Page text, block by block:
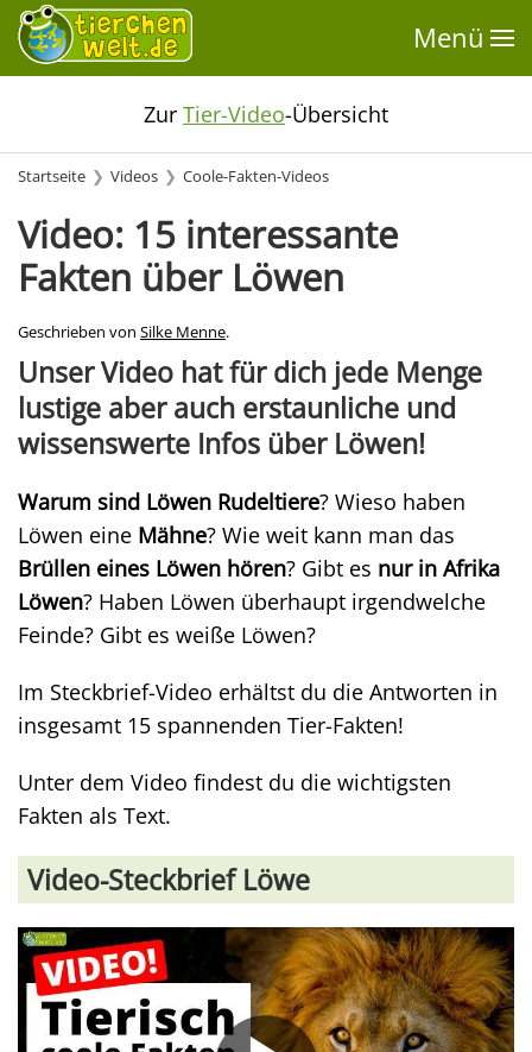
Menü
Zur Tier-Video-Übersicht
Startseite Videos Coole-Fakten-Videos
Video: 15 interessante
Fakten über Löwen
Geschrieben von Silke Menne.
Unser Video hat für dich jede Menge
lustige aber auch erstaunliche und
wissenswerte Infos über Löwen!
Warum sind Löwen Rudeltiere? Wieso haben
Löwen eine Mähne? Wie weit kann man das
Brüllen eines Löwen hören? Gibt es nur in Afrika
Löwen? Haben Löwen überhaupt irgendwelche
Feinde? Gibt es weiße Löwen?
Im Steckbrief-Video erhältst du die Antworten in
insgesamt 15 spannenden Tier-Fakten!
Unter dem Video findest du die wichtigsten
Fakten als Text.
Video-Steckbrief Löwe